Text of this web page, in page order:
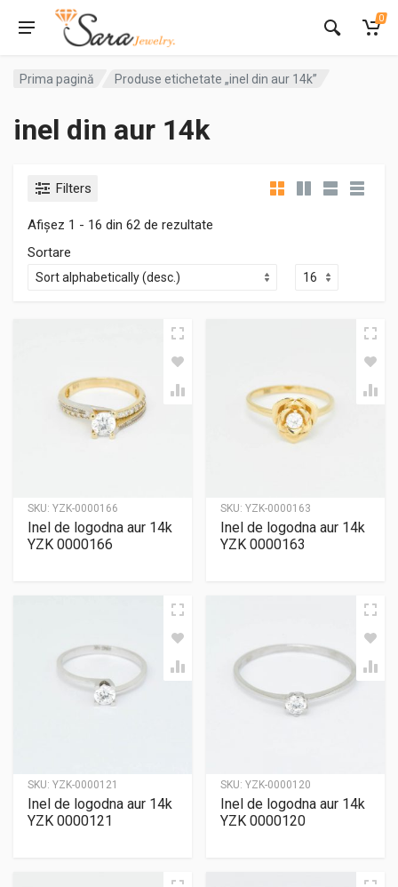
0
Prima pagină Produse etichetate „inel din aur 14k”
inel din aur 14k
Filters
Afișez 1 - 16 din 62 de rezultate
Sortare
SKU: YZK-0000166
Inel de logodna aur 14k
YZK 0000166
SKU: YZK-0000163
Inel de logodna aur 14k
YZK 0000163
SKU: YZK-0000121
Inel de logodna aur 14k
YZK 0000121
SKU: YZK-0000120
Inel de logodna aur 14k
YZK 0000120